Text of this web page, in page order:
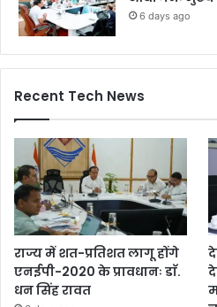
6 days ago
Recent Tech News
राज्य में शत-प्रतिशत लागू होंगे
एनईपी-2020 के प्रावधानः डाॅ.
धन सिंह रावत